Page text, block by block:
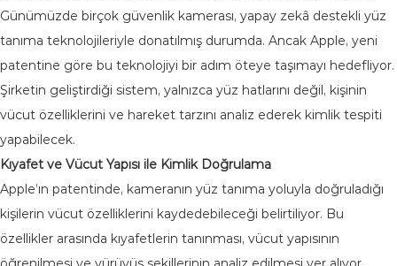
Günümüzde birçok güvenlik kamerası, yapay zekâ destekli yüz
tanıma teknolojileriyle donatılmış durumda. Ancak Apple, yeni
patentine göre bu teknolojiyi bir adım öteye taşımayı hedefliyor.
Şirketin geliştirdiği sistem, yalnızca yüz hatlarını değil, kişinin
vücut özelliklerini ve hareket tarzını analiz ederek kimlik tespiti
yapabilecek.
Kıyafet ve Vücut Yapısı ile Kimlik Doğrulama
Apple’ın patentinde, kameranın yüz tanıma yoluyla doğruladığı
kişilerin vücut özelliklerini kaydedebileceği belirtiliyor. Bu
özellikler arasında kıyafetlerin tanınması, vücut yapısının